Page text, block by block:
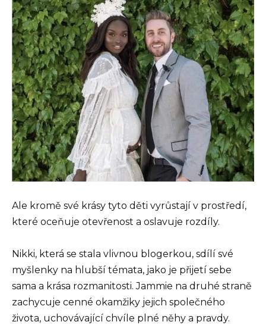
Ale kromě své krásy tyto děti vyrůstají v prostředí,
které oceňuje otevřenost a oslavuje rozdíly.
Nikki, která se stala vlivnou blogerkou, sdílí své
myšlenky na hlubší témata, jako je přijetí sebe
sama a krása rozmanitosti. Jammie na druhé straně
zachycuje cenné okamžiky jejich společného
života, uchovávající chvíle plné něhy a pravdy.